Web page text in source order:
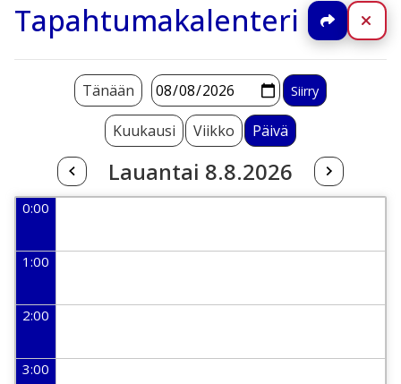
Tapahtumakalenteri Jaa
Kuukausi Viikko Päivä
Lauantai 8.8.2026
Tänään
0:00
1:00
2:00
3:00